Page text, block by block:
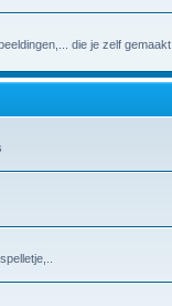
die je zelf gemaakt